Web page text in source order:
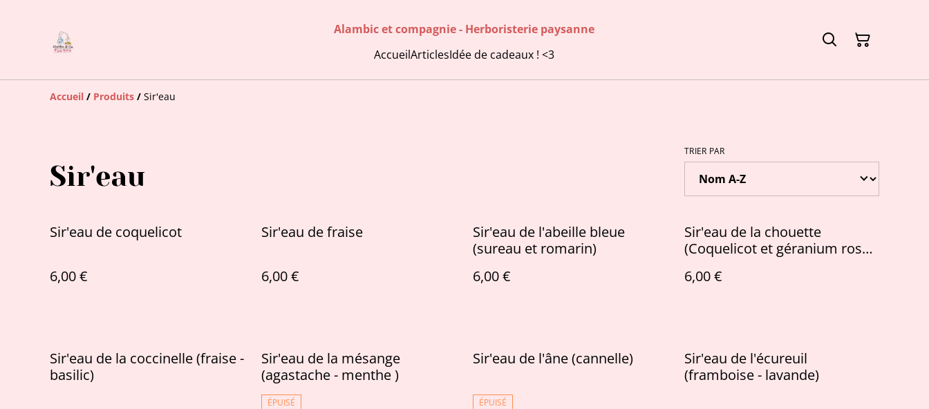
Alambic et compagnie - Herboristerie paysanne
AccueilArticlesIdée de cadeaux ! <3
Accueil / Produits / Sir'eau
Sir'eau
TRIER PAR
Sir'eau de coquelicot
6,00 €
Sir'eau de fraise
6,00 €
Sir'eau de l'abeille bleue
(sureau et romarin)
6,00 €
Sir'eau de la chouette
(Coquelicot et géranium rosat
6,00 €
Sir'eau de la coccinelle (fraise -
basilic)
Sir'eau de la mésange
(agastache - menthe )
ÉPUISÉ
Sir'eau de l'âne (cannelle)
ÉPUISÉ
Sir'eau de l'écureuil
(framboise - lavande)